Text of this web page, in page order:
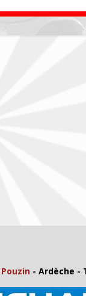
- Ardèche -